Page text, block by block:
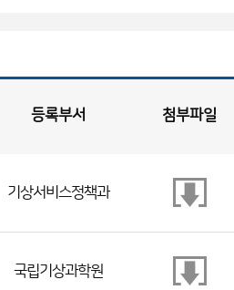
등록부서 첨부파일
기상서비스정책과
국립기상과학원